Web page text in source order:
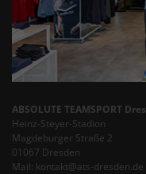
ABSOLUTE TEAMSPORT
Heinz-Steyer-Stadion
Magdeburger Straße 2
01067 Dresden
Mail: kontakt@ats-dresden.de